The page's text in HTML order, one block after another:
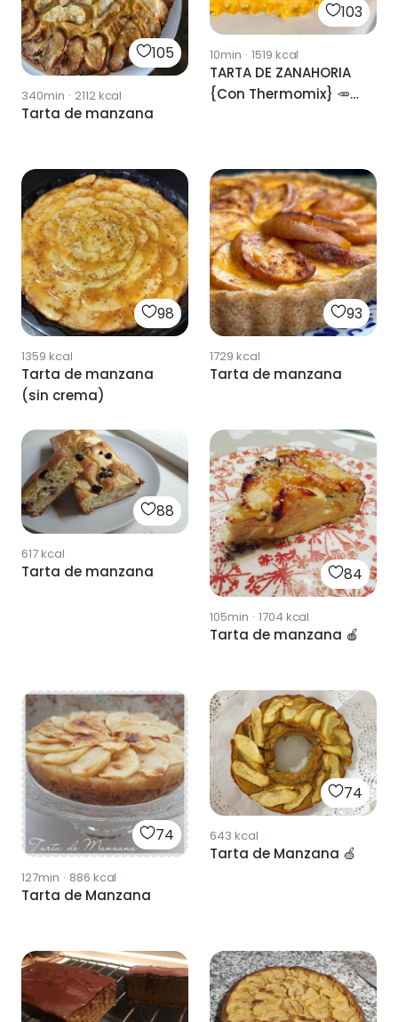
105
340min · 2112kcal
Tarta de manzana
103
10min · 1519 kcal
TARTA DE ZANAHORIA
{Con Thermomix} 🥕
98
1359 kcal
Tarta de manzana
(sin crema)
93
1729 kcal
Tarta de manzana
88
617kcal
Tarta de manzana 84
105min · 1704 kcal
Tarta de manzana 🍎
74
127min · 886 kcal
Tarta de Manzana
74
643 kcal
Tarta de Manzana 🍏